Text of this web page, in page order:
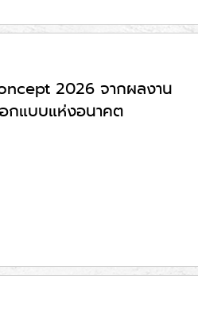
จากผลงาน
กแบบแห่งอนาคต